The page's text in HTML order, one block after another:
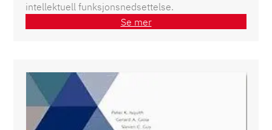
intellektuell funksjonsnedsettelse.
Se mer